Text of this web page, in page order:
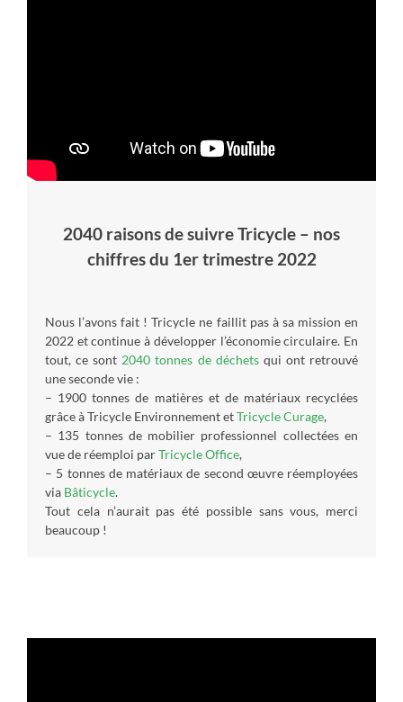
2040 raisons de suivre Tricycle – nos
chiffres du 1er trimestre 2022
Nous l’avons fait ! Tricycle ne faillit pas à sa mission en
2022 et continue à développer l’économie circulaire. En
tout, ce sont 2040 tonnes de déchetsqui ont retrouvé
une seconde vie :
– 1900 tonnes de matières et de matériaux recyclées
grâce à Tricycle Environnement etTricycle Curage,
– 135 tonnes de mobilier professionnel collectées en
vue de réemploi parTricycle Office,
– 5 tonnes de matériaux de second œuvre réemployées
via Bâticycle.
Tout cela n’aurait pas été possible sans vous, merci
beaucoup !